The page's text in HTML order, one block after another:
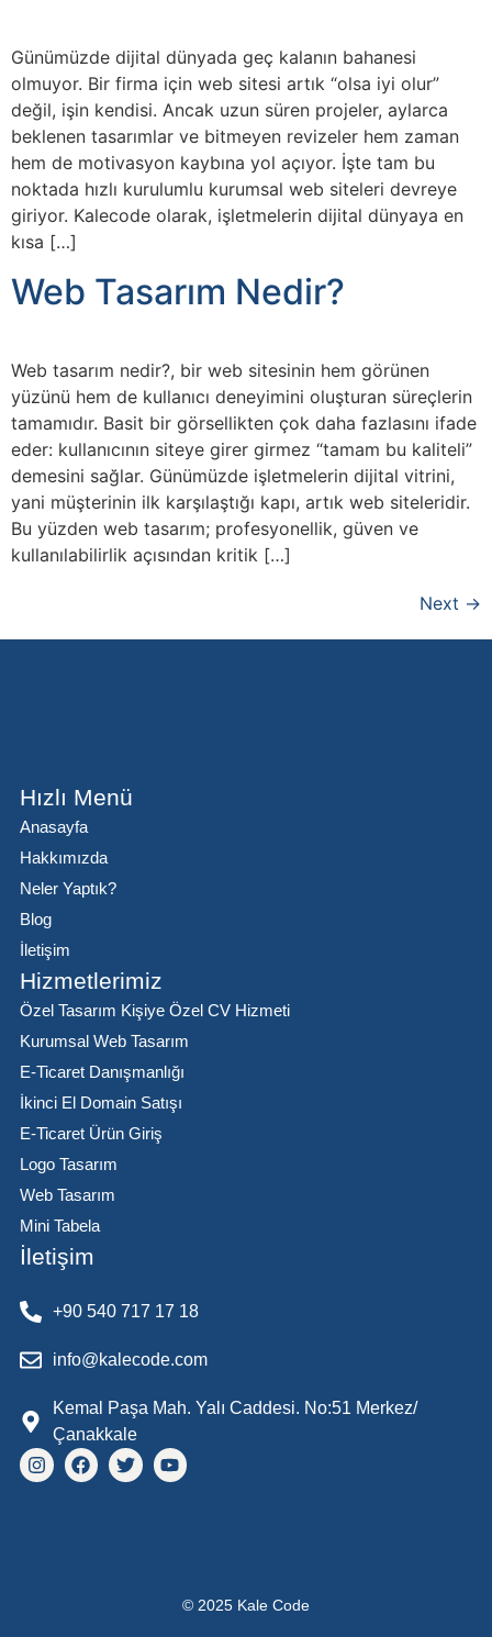
Günümüzde dijital dünyada geç kalanın bahanesi
olmuyor. Bir firma için web sitesi artık “olsa iyi olur”
değil, işin kendisi. Ancak uzun süren projeler, aylarca
beklenen tasarımlar ve bitmeyen revizeler hem zaman
hem de motivasyon kaybına yol açıyor. İşte tam bu
noktada hızlı kurulumlu kurumsal web siteleri devreye
giriyor. Kalecode olarak, işletmelerin dijital dünyaya en
kısa […]
Web Tasarım Nedir?
Web tasarım nedir?, bir web sitesinin hem görünen
yüzünü hem de kullanıcı deneyimini oluşturan süreçlerin
tamamıdır. Basit bir görsellikten çok daha fazlasını ifade
eder: kullanıcının siteye girer girmez “tamam bu kaliteli”
demesini sağlar. Günümüzde işletmelerin dijital vitrini,
yani müşterinin ilk karşılaştığı kapı, artık web siteleridir.
Bu yüzden web tasarım; profesyonellik, güven ve
kullanılabilirlik açısından kritik […]
Next →
Hızlı Menü
Anasayfa
Hakkımızda
Neler Yaptık?
Blog
İletişim
Hizmetlerimiz
Özel Tasarım Kişiye Özel CV Hizmeti
Kurumsal Web Tasarım
E-Ticaret Danışmanlığı
İkinci El Domain Satışı
E-Ticaret Ürün Giriş
Logo Tasarım
Web Tasarım
Mini Tabela
İletişim
+90 540 717 17 18
info@kalecode.com
Kemal Paşa Mah. Yalı Caddesi. No:51 Merkez/
Çanakkale
© 2025 Kale Code